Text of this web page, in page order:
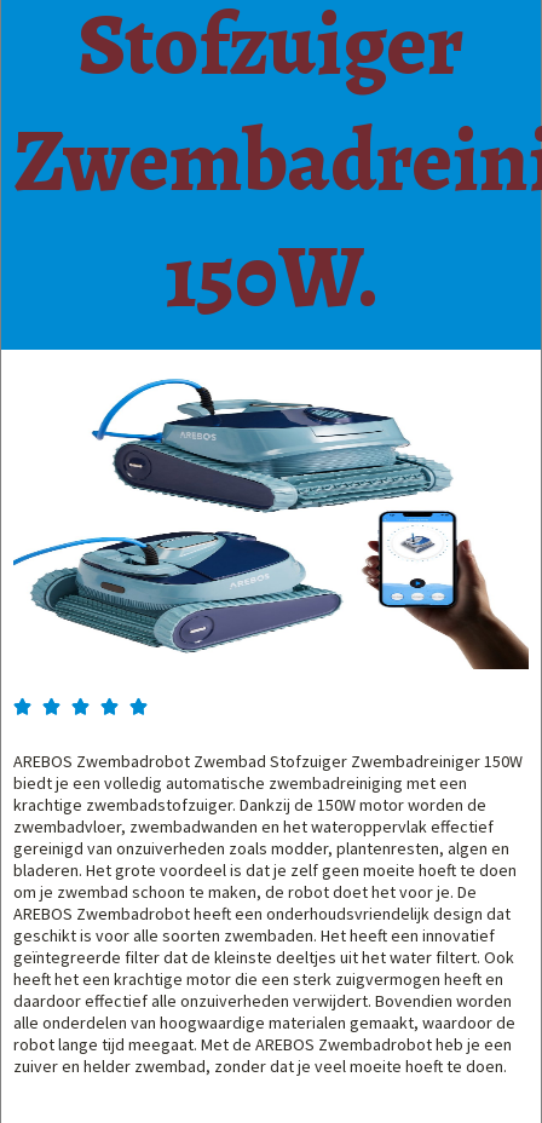
Stofzuiger
150W.
    
AREBOS Zwembadrobot Zwembad Stofzuiger Zwembadreiniger 150W
biedt je een volledig automatische zwembadreiniging met een
krachtige zwembadstofzuiger. Dankzij de 150W motor worden de
zwembadvloer, zwembadwanden en het wateroppervlak effectief
gereinigd van onzuiverheden zoals modder, plantenresten, algen en
bladeren. Het grote voordeel is dat je zelf geen moeite hoeft te doen
om je zwembad schoon te maken, de robot doet het voor je. De
AREBOS Zwembadrobot heeft een onderhoudsvriendelijk design dat
geschikt is voor alle soorten zwembaden. Het heeft een innovatief
geïntegreerde filter dat de kleinste deeltjes uit het water filtert. Ook
heeft het een krachtige motor die een sterk zuigvermogen heeft en
daardoor effectief alle onzuiverheden verwijdert. Bovendien worden
alle onderdelen van hoogwaardige materialen gemaakt, waardoor de
robot lange tijd meegaat. Met de AREBOS Zwembadrobot heb je een
zuiver en helder zwembad, zonder dat je veel moeite hoeft te doen.